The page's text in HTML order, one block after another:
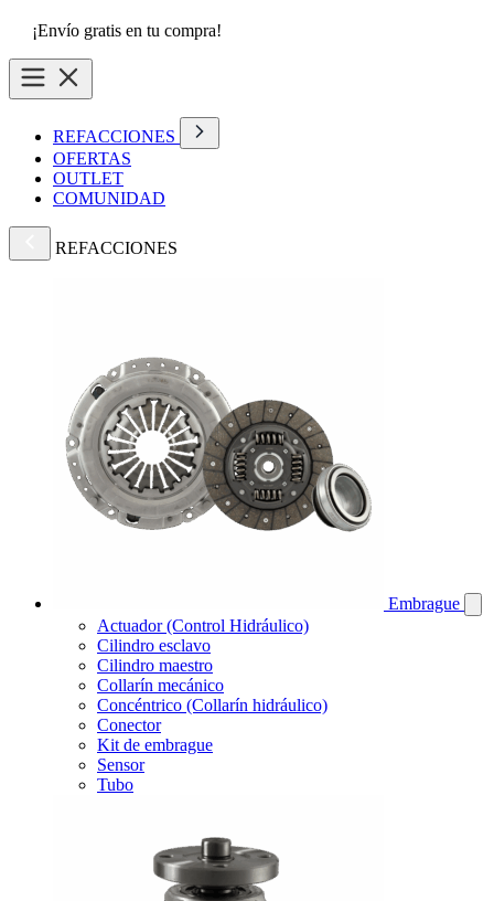
¡Envío gratis en tu compra!
REFACCIONES
OFERTAS
OUTLET
COMUNIDAD
REFACCIONES
Embrague
Actuador (Control Hidráulico)
Cilindro esclavo
Cilindro maestro
Collarín mecánico
Concéntrico (Collarín hidráulico)
Conector
Kit de embrague
Sensor
Tubo